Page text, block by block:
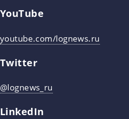
YouTube
youtube.com/lognews.ru
Twitter
@lognews_ru
LinkedIn